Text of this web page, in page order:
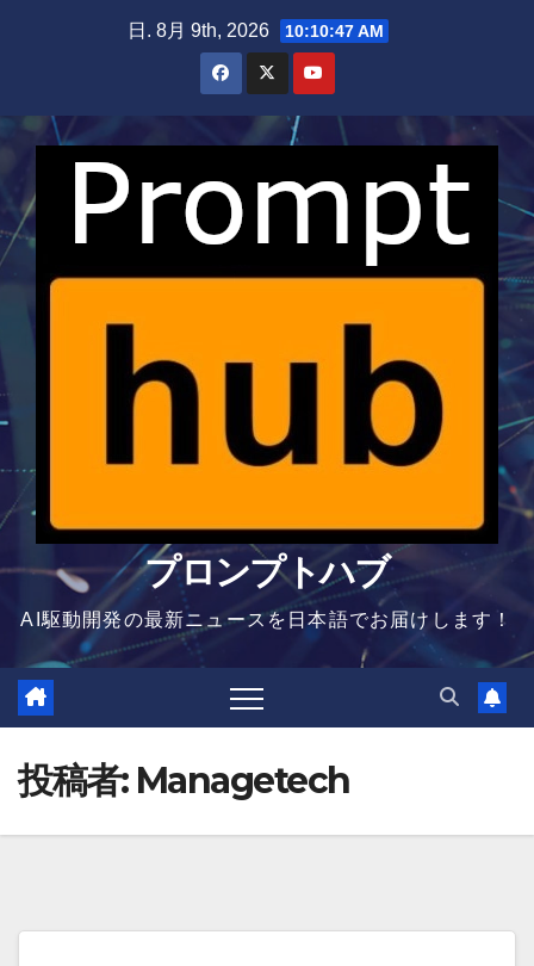
日. 8月 9th, 2026 10:10:48 AM
プロンプトハブ
AI駆動開発の最新ニュースを日本語でお届けします！
投稿者: Managetech